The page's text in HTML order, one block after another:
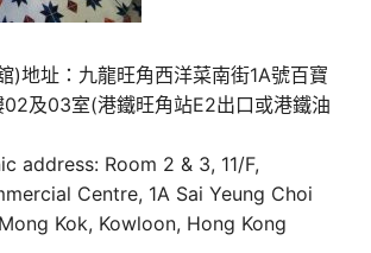
)地址：九龍旺角西洋菜南街1A號百寶
02及03室(港鐵旺角站E2出口或港鐵油
address: Room 2 & 3, 11/F,
Centre, 1A Sai Yeung Choi
Kok, Kowloon, Hong Kong